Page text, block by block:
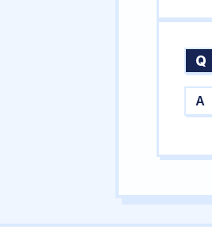
Q
A